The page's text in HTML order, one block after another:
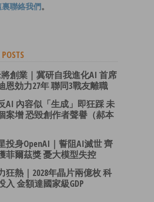
裏聯絡我們 。
創業｜冀研自我進化AI 首席
恩効力27年 聯同3戰友離職
AI 內容似「生成」即狂踩 未
案增 恐毀創作者聲譽（郝本
投身OpenAI｜誓阻AI滅世 齊
菲爾茲獎 憂大模型失控
狂熱｜2028年晶片兩億枚 科
入 金額達國家級GDP